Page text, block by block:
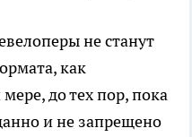
не станут
как
до тех пор, пока
и не запрещено